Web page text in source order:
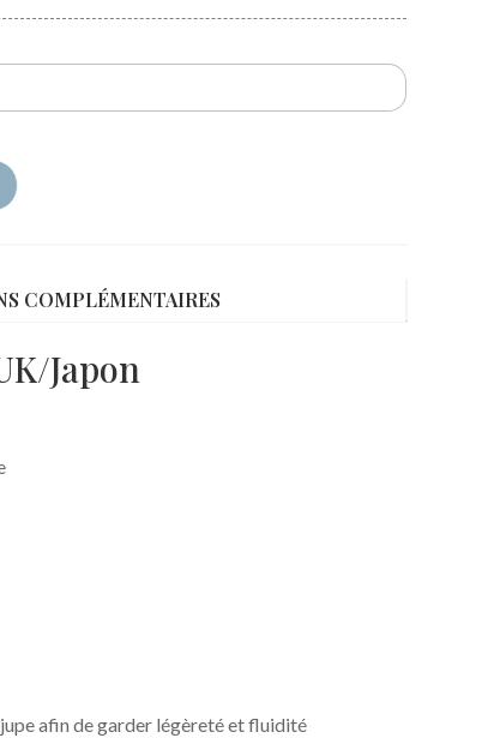
COMPLÉMENTAIRES
Japon
afin de garder légèreté et fluidité